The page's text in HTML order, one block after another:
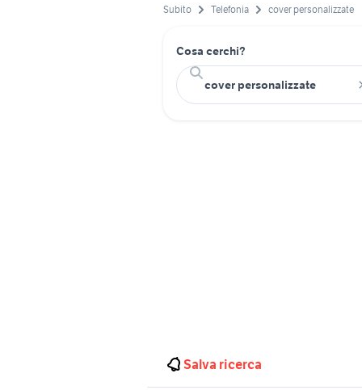
Subito Telefonia cover personalizzate
Cosa cerchi?
Salva ricerca